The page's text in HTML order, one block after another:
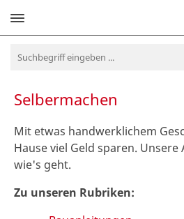
Navigation
Selbermachen
Mit etwas handwerklichem
Hause viel Geld sparen.
wie's geht.
Zu unseren Rubriken: